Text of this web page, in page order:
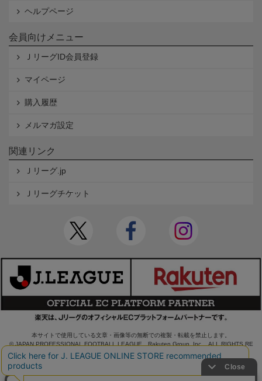
ヘルプページ
会員向けメニュー
ＪリーグID会員登録
マイページ
購入履歴
メルマガ設定
関連リンク
Ｊリーグ.jp
Ｊリーグチケット
本サイトで使用している文章・画像等の無断での複製・転載を禁止します。
© JAPAN PROFESSIONAL FOOTBALL LEAGUE Rakuten Group, Inc. ALL RIGHTS RE
SERVED.